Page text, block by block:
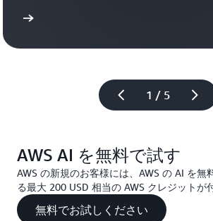
1 / 5
AWS AI を無料で試す
AWS の新規のお客様には、AWS の AI を無
る最大 200 USD 相当の AWS クレジットが
無料でお試しください